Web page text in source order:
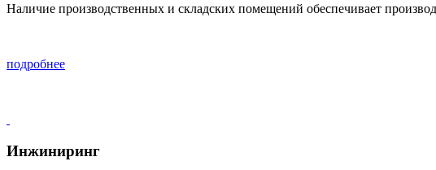
Наличие производственных и складских помещений обеспечивает
подробнее
Инжиниринг